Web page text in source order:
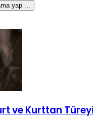
yap ...
ve Kurttan